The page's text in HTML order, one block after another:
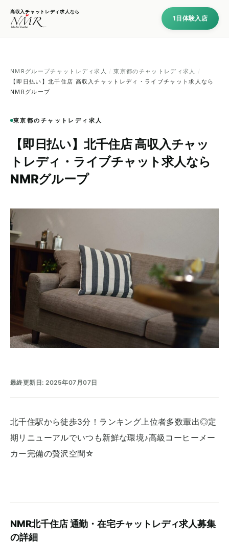
高収入チャットレディ求人なら
1日体験入店
NMRグループチャットレディ求人 / 東京都のチャットレディ求人
/
【即日払い】北千住店 高収入チャットレディ・ライブチャット求人なら
NMRグループ
東京都のチャットレディ求人
【即日払い】北千住店 高収入チャッ
トレディ・ライブチャット求人なら
NMRグループ
最終更新日: 2025年07月07日
北千住駅から徒歩3分！ランキング上位者多数輩出◎定
期リニューアルでいつも新鮮な環境♪高級コーヒーメー
カー完備の贅沢空間☆
NMR北千住店 通勤・在宅チャットレディ求人募集
の詳細